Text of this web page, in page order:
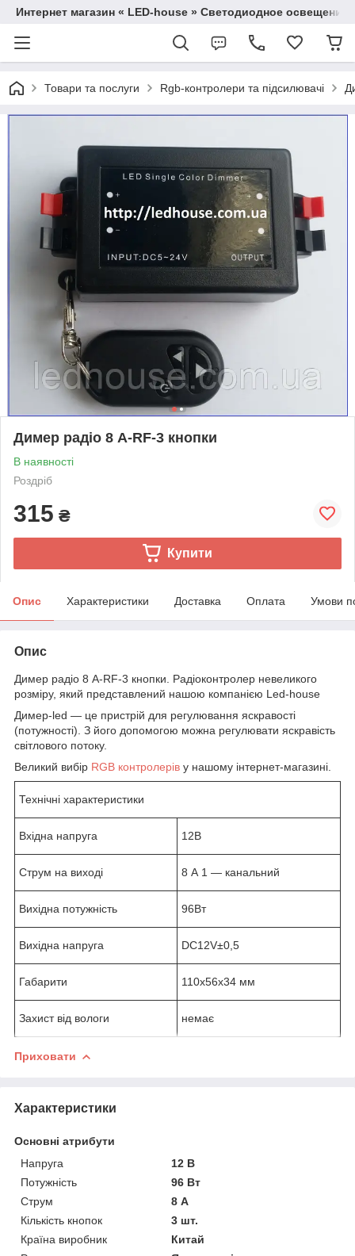
Интернет магазин « LED-house » Светодиодное освещение
Товари та послуги Rgb-контролери та підсилювачі
Димер радіо 8 А-RF-3 кнопки
В наявності
Роздріб
315 ₴
Купити
Опис Характеристики Доставка Оплата Умови
Опис
Димер радіо 8 А-RF-3 кнопки. Радіоконтролер невеликого
розміру, який представлений нашою компанією Led-house
Димер-led — це пристрій для регулювання яскравості
(потужності). З його допомогою можна регулювати яскравість
світлового потоку.
Великий вибір RGB контролерів у нашому інтернет-магазині.
Технічні характеристики
Вхідна напруга 12В
Струм на виході 8 А 1 — канальний
Вихідна потужність 96Вт
Вихідна напруга DC12V±0,5
Габарити 110х56х34 мм
Захист від вологи немає
Приховати
Характеристики
Основні атрибути
Напруга
12 В
Потужність
96 Вт
Струм
8 А
Кількість кнопок
3 шт.
Країна виробник
Китай